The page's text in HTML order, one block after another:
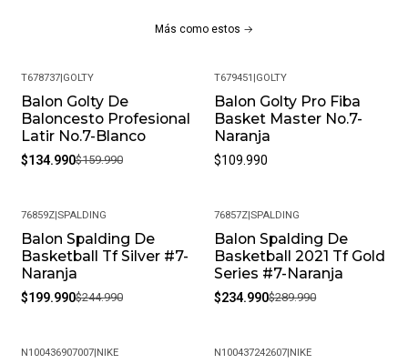
Más como estos
-16%
T678737|GOLTY
Balon Golty De
Baloncesto Profesional
Latir No.7-Blanco
$134.990$159.990
T679451 |GOLTY
Balon Golty Pro Fiba
Basket Master No.7-
Naranja
$109.990
-18%
76859Z|SPALDING
Balon Spalding De
Basketball Tf Silver #7-
Naranja
$199.990$244.990
-19%
76857Z|SPALDING
Balon Spalding De
Basketball 2021 Tf Gold
Series #7-Naranja
$234.990$289.990
N100436907007|NIKE N100437242607|NIKE